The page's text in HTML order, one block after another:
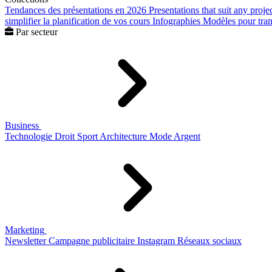
Tendances des présentations en 2026 Presentations that suit any
simplifier la planification de vos cours Infographies Modèles pour
Par secteur
Business
Technologie Droit Sport Architecture Mode Argent
Marketing
Newsletter Campagne publicitaire Instagram Réseaux sociaux